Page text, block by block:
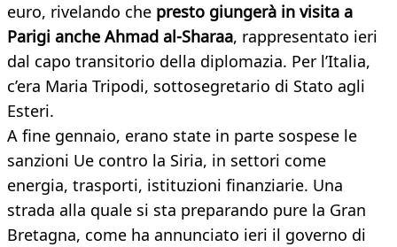
euro, rivelando che presto giungerà in visita a
Parigi anche Ahmad al-Sharaa, rappresentato ieri
dal capo transitorio della diplomazia. Per l’Italia,
c’era Maria Tripodi, sottosegretario di Stato agli
Esteri.
A fine gennaio, erano state in parte sospese le
sanzioni Ue contro la Siria, in settori come
energia, trasporti, istituzioni finanziarie. Una
strada alla quale si sta preparando pure la Gran
Bretagna, come ha annunciato ieri il governo di